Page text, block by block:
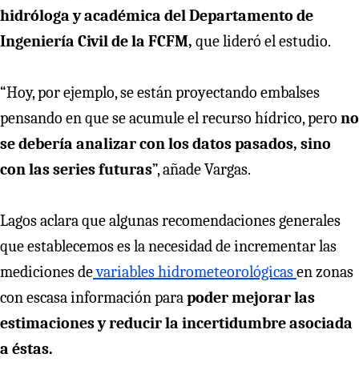
hidróloga y académica del Departamento de
Ingeniería Civil de la FCFM, que lideró el estudio.
“Hoy, por ejemplo, se están proyectando embalses
pensando en que se acumule el recurso hídrico, pero no
se debería analizar con los datos pasados, sino
con las series futuras”, añade Vargas.
Lagos aclara que algunas recomendaciones generales
que establecemos es la necesidad de incrementar las
mediciones devariables hidrometeorológicasen zonas
con escasa información para poder mejorar las
estimaciones y reducir la incertidumbre asociada
a éstas.